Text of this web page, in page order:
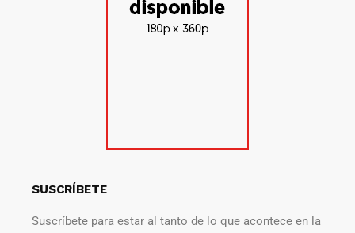
SUSCRÍBETE
Suscríbete para estar al tanto de lo que acontece en la